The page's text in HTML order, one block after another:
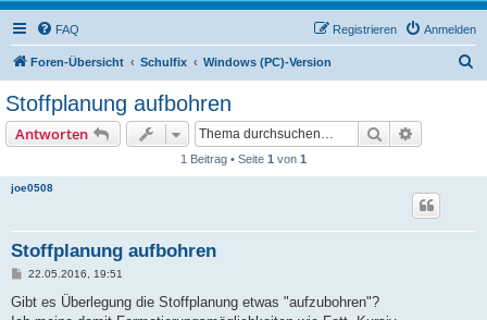
FAQ Anmelden
Registrieren
Foren-Übersicht Schulfix Windows (PC)-Version
Stoffplanung aufbohren
Antworten Suche
1 Beitrag • Seite 1 von 1
joe0508
Stoffplanung aufbohren
B
i
22.05.2016, 19:51
Gibt es Überlegung die Stoffplanung etwas "aufzubohren"?